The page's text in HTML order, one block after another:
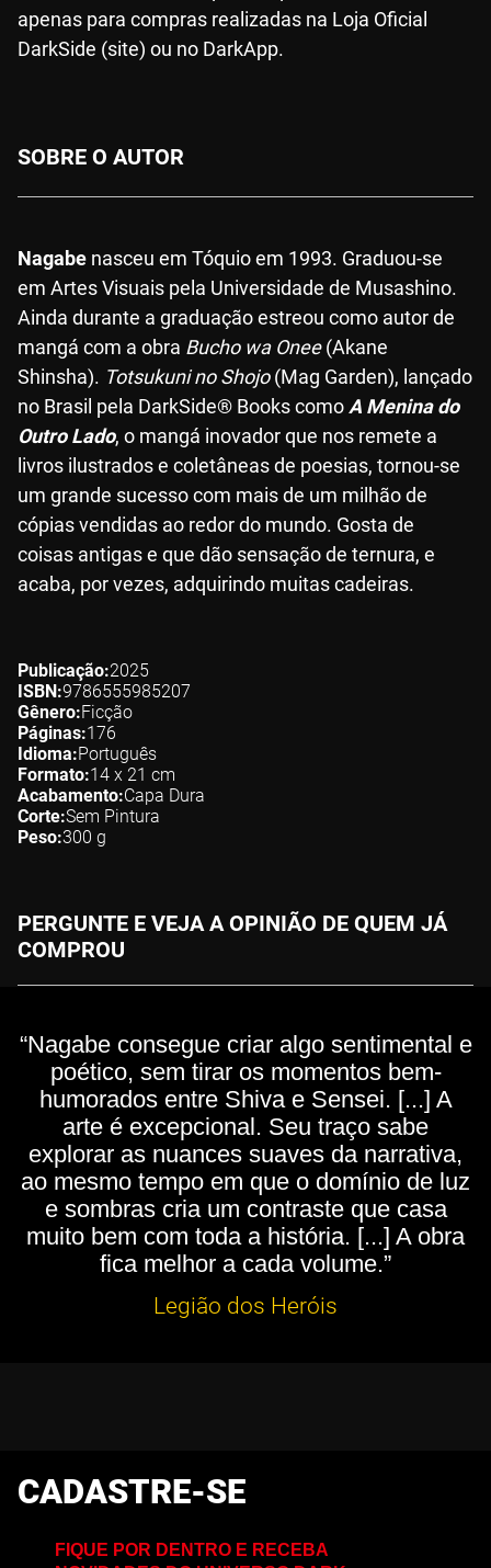
apenas para compras realizadas na Loja Oficial
DarkSide (site) ou no DarkApp.
SOBRE O AUTOR
Nagabe nasceu em Tóquio em 1993. Graduou-se
em Artes Visuais pela Universidade de Musashino.
Ainda durante a graduação estreou como autor de
mangá com a obra Bucho wa Onee(Akane
Shinsha). Totsukuni no Shojo(Mag Garden), lançado
no Brasil pela DarkSide® Books como A Menina do
Outro Lado, o mangá inovador que nos remete a
livros ilustrados e coletâneas de poesias, tornou-se
um grande sucesso com mais de um milhão de
cópias vendidas ao redor do mundo. Gosta de
coisas antigas e que dão sensação de ternura, e
acaba, por vezes, adquirindo muitas cadeiras.
Publicação 2025
ISBN 9786555985207
Gênero Ficção
Páginas 176
Idioma Português
Formato 14 x 21 cm
Acabamento Capa Dura
Corte Sem Pintura
Peso 300 g
PERGUNTE E VEJA A OPINIÃO DE QUEM JÁ
COMPROU
“Nagabe consegue criar algo sentimental e
poético, sem tirar os momentos bem-
humorados entre Shiva e Sensei. [...] A
arte é excepcional. Seu traço sabe
explorar as nuances suaves da narrativa,
ao mesmo tempo em que o domínio de luz
e sombras cria um contraste que casa
muito bem com toda a história. [...] A obra
fica melhor a cada volume.”
Legião dos Heróis
CADASTRE-SE
FIQUE POR DENTRO E RECEBA